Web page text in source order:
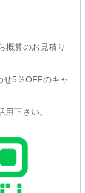
概算のお見積り
せ5％OFFのキャ
下さい。